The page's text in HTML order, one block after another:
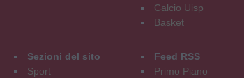
Calcio Uisp
Basket
Sezioni del sito
Sport
Feed RSS
Primo Piano